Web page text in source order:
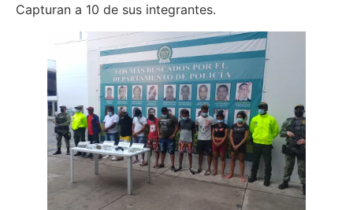
Capturan a 10 de sus integrantes.